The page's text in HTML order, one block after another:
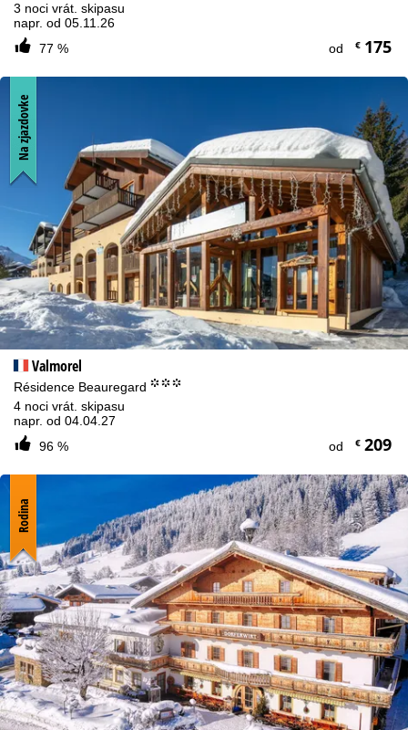
3 noci vrát. skipasu
napr. od 05.11.26
77 %
od €175
Valmorel
Résidence Beauregard °°°
4 noci vrát. skipasu
napr. od 04.04.27
96 %
od €209
Na zjazdovke
Rodina